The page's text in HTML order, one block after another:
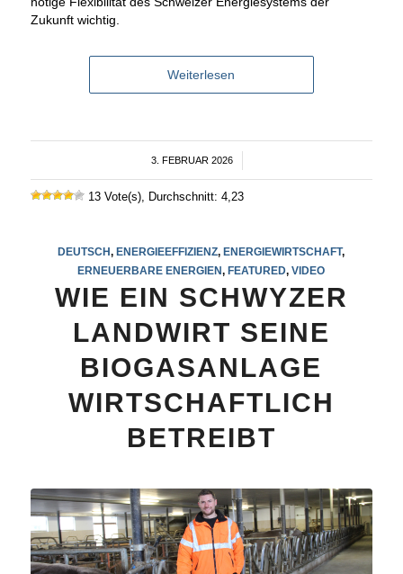
Zukunft wichtig.
Weiterlesen
3. FEBRUAR 2026
/
13 Vote(s), Durchschnitt: 4,23
DEUTSCH,ENERGIEEFFIZIENZ,ENERGIEWIRTSCHAFT,
ERNEUERBARE ENERGIEN,FEATURED,VIDEO
WIE EIN SCHWYZER
LANDWIRT SEINE
BIOGASANLAGE
WIRTSCHAFTLICH
BETREIBT